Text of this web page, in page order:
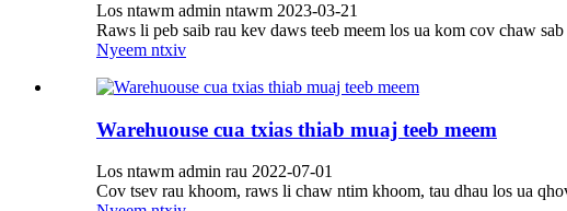
Los ntawm admin ntawm 2023-03-21
Raws li peb saib rau kev daws teeb meem los ua kom cov chaw
Nyeem ntxiv
Warehuouse cua txias thiab muaj teeb meem
Los ntawm admin rau 2022-07-01
Cov tsev rau khoom, raws li chaw ntim khoom, tau dhau los ua